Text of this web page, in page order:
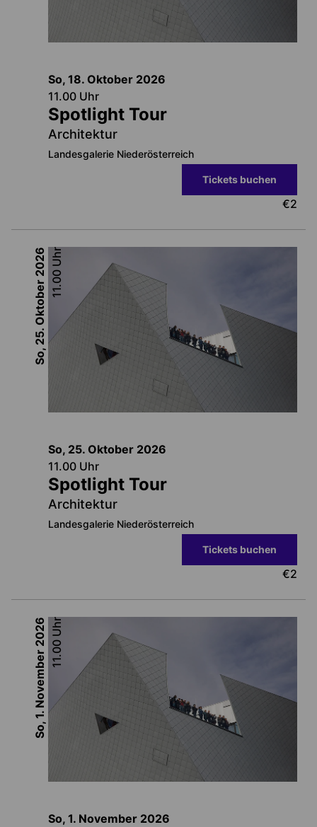
So, 18. Oktober 2026
11.00 Uhr
Spotlight Tour
Architektur
Landesgalerie Niederösterreich
Tickets buchen
€2
So, 25. Oktober
2026
11.00
Uhr
So, 25. Oktober 2026
11.00 Uhr
Spotlight Tour
Architektur
Landesgalerie Niederösterreich
Tickets buchen
€2
So, 1. November
2026
11.00
Uhr
So, 1. November 2026